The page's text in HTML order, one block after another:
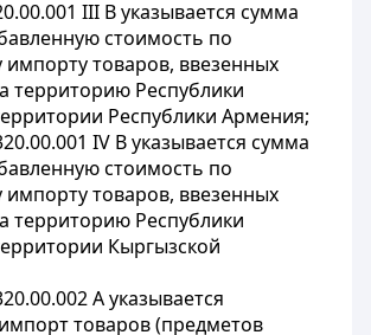
III В указывается сумма
стоимость по
товаров, ввезенных
территорию Республики
Республики Армения;
IV В указывается сумма
стоимость по
товаров, ввезенных
территорию Республики
Кыргызской
А указывается
товаров (предметов